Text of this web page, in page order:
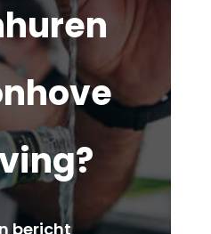
bericht